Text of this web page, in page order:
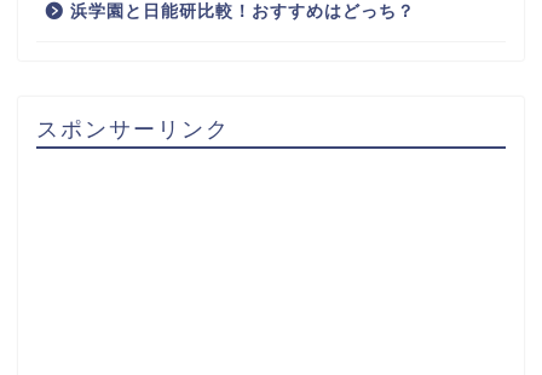
浜学園と日能研比較！おすすめはどっち？
スポンサーリンク